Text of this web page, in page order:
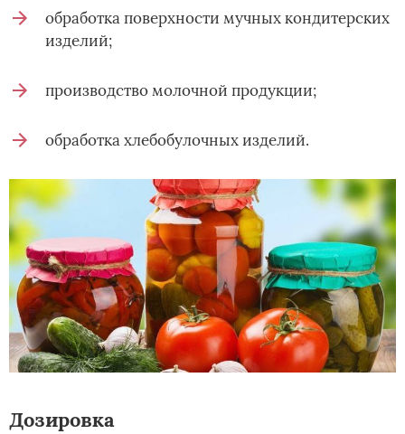
обработка поверхности мучных кондитерских
изделий;
производство молочной продукции;
обработка хлебобулочных изделий.
Дозировка